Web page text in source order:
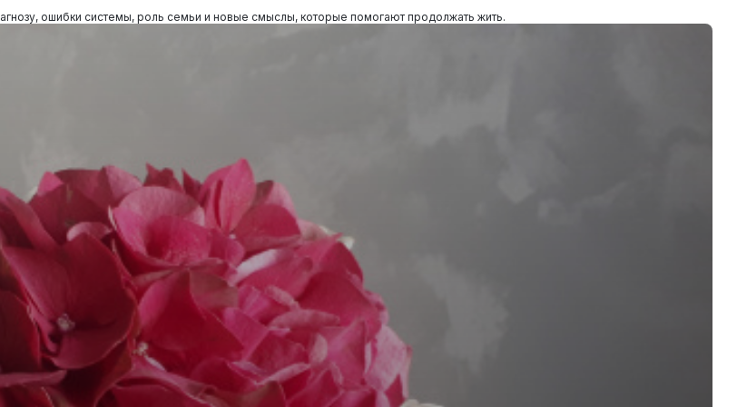
ошибки системы, роль семьи и новые смыслы, которые помогают продолжать жить.